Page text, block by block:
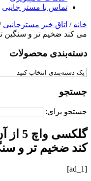
تماس با مستر جانبی
خانه / اتاق خبر مسترجانبی
می کند ضخیم تر و سنگین
دسته‌بندی‌ محصولات
جستجو
جستجو برای:
کند ضخیم تر و
[ad_1]